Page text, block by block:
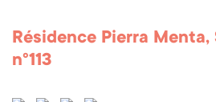
Résidence Pierra
n°113